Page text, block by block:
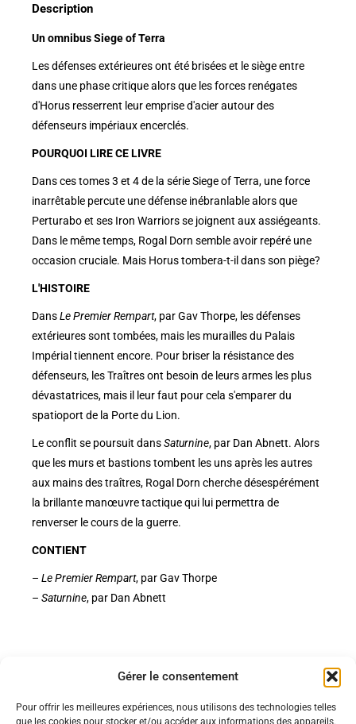
Gérer le consentement
Pour offrir les meilleures expériences, nous utilisons des technologies telles
que les cookies pour stocker et/ou accéder aux informations des appareils.
Description
Un omnibus Siege of Terra
Les défenses extérieures ont été brisées et le siège entre
dans une phase critique alors que les forces renégates
d'Horus resserrent leur emprise d'acier autour des
défenseurs impériaux encerclés.
POURQUOI LIRE CE LIVRE
Dans ces tomes 3 et 4 de la série Siege of Terra, une force
inarrêtable percute une défense inébranlable alors que
Perturabo et ses Iron Warriors se joignent aux assiégeants.
Dans le même temps, Rogal Dorn semble avoir repéré une
occasion cruciale. Mais Horus tombera-t-il dans son piège?
L'HISTOIRE
DansLe Premier Rempart, par Gav Thorpe, les défenses
extérieures sont tombées, mais les murailles du Palais
Impérial tiennent encore. Pour briser la résistance des
défenseurs, les Traîtres ont besoin de leurs armes les plus
dévastatrices, mais il leur faut pour cela s'emparer du
spatioport de la Porte du Lion.
Le conflit se poursuit dansSaturnine, par Dan Abnett. Alors
que les murs et bastions tombent les uns après les autres
aux mains des traîtres, Rogal Dorn cherche désespérément
la brillante manœuvre tactique qui lui permettra de
renverser le cours de la guerre.
CONTIENT
– Le Premier Rempart, par Gav Thorpe
– Saturnine, par Dan Abnett
Politiques